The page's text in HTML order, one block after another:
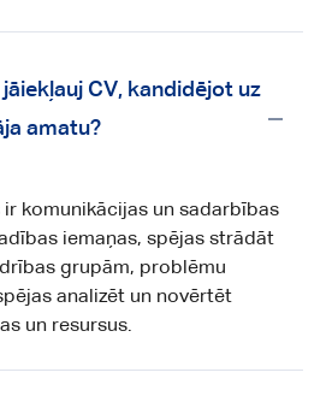
CV, kandidējot uz
amatu?
komunikācijas un sadarbības
iemaņas, spējas strādāt
grupām, problēmu
analizēt un novērtēt
un resursus.